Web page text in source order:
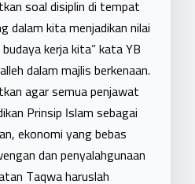
soal disiplin di tempat
dalam kita menjadikan nilai
kerja kita” kata YB
dalam majlis berkenaan.
agar semua penjawat
Prinsip Islam sebagai
ekonomi yang bebas
dan penyalahgunaan
Taqwa haruslah